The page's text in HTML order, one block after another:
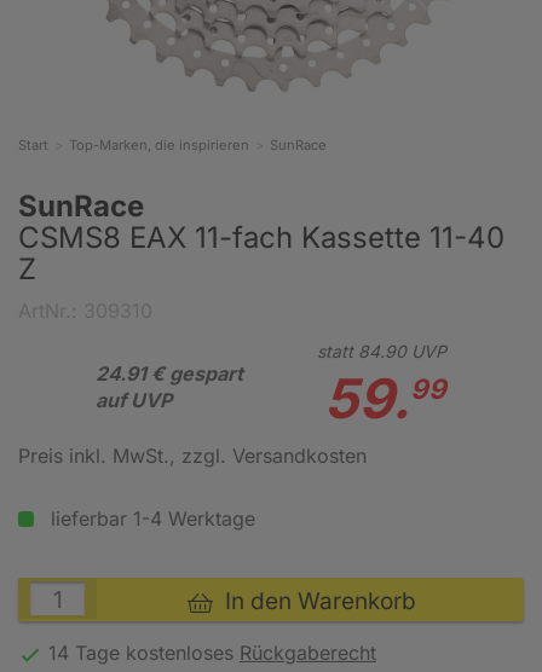
Start Top-Marken, die inspirieren SunRace
SunRace
CSMS8 EAX 11-fach Kassette 11-40
Z
24.91 € gespart
auf UVP
statt 84.90UVP
59.99
Preis inkl. MwSt., zzgl. Versandkosten
lieferbar 1-4 Werktage
In den Warenkorb
14 Tage kostenloses Rückgaberecht